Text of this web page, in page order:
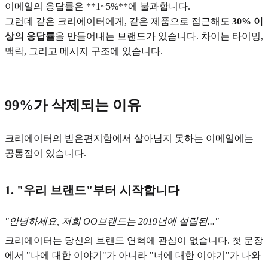
이메일의 응답률은 **1~5%**에 불과합니다.
그런데 같은 크리에이터에게, 같은 제품으로 접근해도 30% 이
상의 응답률을 만들어내는 브랜드가 있습니다. 차이는 타이밍,
맥락, 그리고 메시지 구조에 있습니다.
99%가 삭제되는 이유
크리에이터의 받은편지함에서 살아남지 못하는 이메일에는
공통점이 있습니다.
1. "우리 브랜드"부터 시작합니다
"안녕하세요, 저희 OO브랜드는 2019년에 설립된..."
크리에이터는 당신의 브랜드 연혁에 관심이 없습니다. 첫 문장
에서 "나에 대한 이야기"가 아니라 "너에 대한 이야기"가 나와